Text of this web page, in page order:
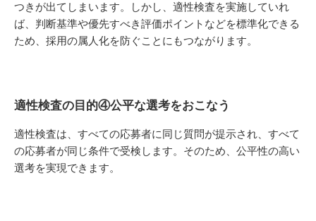
つきが出てしまいます。しかし、適性検査を実施していれ
ば、判断基準や優先すべき評価ポイントなどを標準化できる
ため、採用の属人化を防ぐことにもつながります。
適性検査の目的④公平な選考をおこなう
適性検査は、すべての応募者に同じ質問が提示され、すべて
の応募者が同じ条件で受検します。そのため、公平性の高い
選考を実現できます。